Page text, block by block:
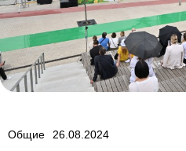
Общие 26.08.2024